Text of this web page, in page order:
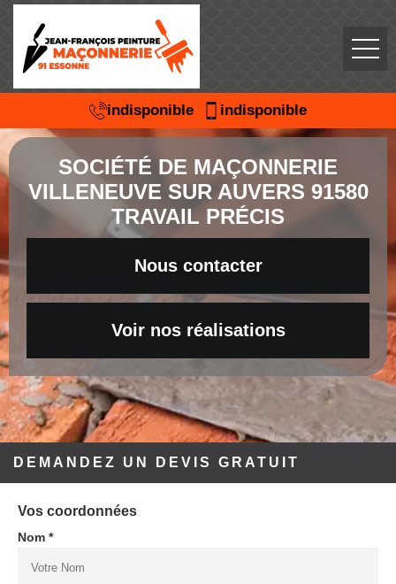
indisponible indisponible
SOCIÉTÉ DE MAÇONNERIE
VILLENEUVE SUR AUVERS 91580
TRAVAIL PRÉCIS
Nous contacter
Voir nos réalisations
DEMANDEZ UN DEVIS GRATUIT
Vos coordonnées
Nom *